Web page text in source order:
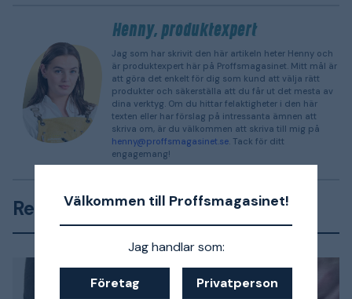
Välkommen till Proffsmagasinet!
Jag handlar som:
Företag Privatperson
Henny, produktexpert
Jag som har skrivit den här artikeln heter Henny och
är produktexpert här på Proffsmagasinet. Mitt mål är
att göra det enkelt för dig som kund att välja rätt
produkter och säkerställa att du får ut det mesta av
dina verktyg. Om du hittar felaktigheter i den här
texten eller har förslag på intressanta ämnen att
skriva om, är du välkommen att skriva till mig på
henny@proffsmagasinet.se. Tack för ditt
engagemang!
Relaterade artiklar